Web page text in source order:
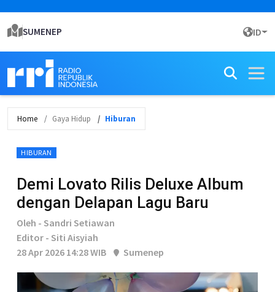
SUMENEP ID
Home Gaya Hidup Hiburan
HIBURAN
Demi Lovato Rilis Deluxe Album
dengan Delapan Lagu Baru
Oleh - Sandri Setiawan
Editor - Siti Aisyiah
28 Apr 2026 14:28 WIB
Sumenep